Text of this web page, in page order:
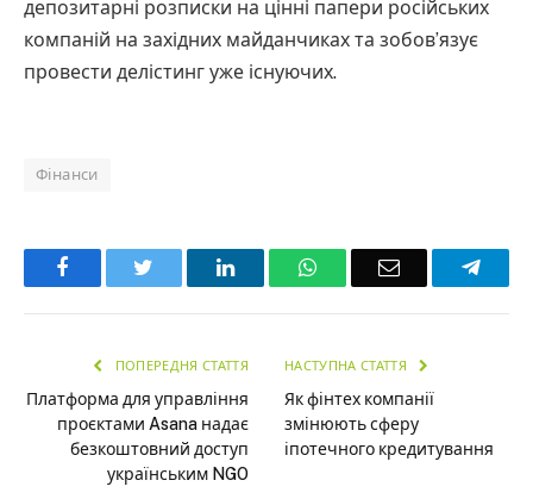
депозитарні розписки на цінні папери російських
компаній на західних майданчиках та зобов’язує
провести делістинг уже існуючих.
Фінанси
Facebook LinkedInWhatsAppEmail
ПОПЕРЕДНЯ СТАТТЯ
Платформа для управління
проєктами Asana надає
безкоштовний доступ
українським NGO
НАСТУПНА СТАТТЯ
Як фінтех компанії
змінюють сферу
іпотечного кредитування